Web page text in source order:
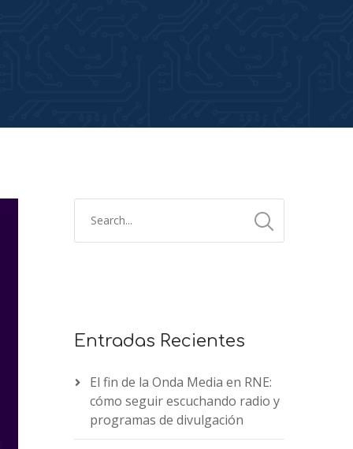
Entradas Recientes
El fin de la Onda Media en RNE:
cómo seguir escuchando radio y
programas de divulgación